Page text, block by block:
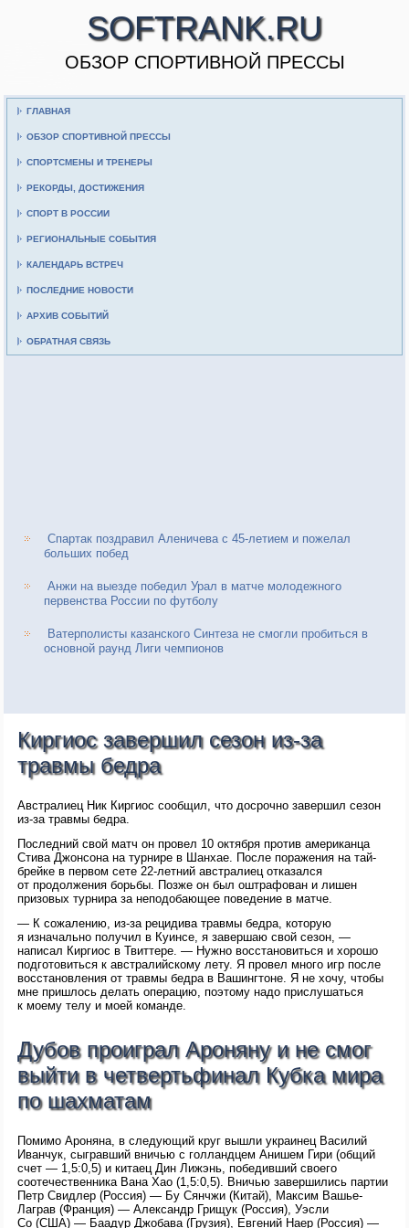
SOFTRANK.RU
ОБЗОР СПОРТИВНОЙ ПРЕССЫ
ГЛАВНАЯ
ОБЗОР СПОРТИВНОЙ ПРЕССЫ
СПОРТСМЕНЫ И ТРЕНЕРЫ
РЕКОРДЫ, ДОСТИЖЕНИЯ
СПОРТ В РОССИИ
РЕГИОНАЛЬНЫЕ СОБЫТИЯ
КАЛЕНДАРЬ ВСТРЕЧ
ПОСЛЕДНИЕ НОВОСТИ
АРХИВ СОБЫТИЙ
ОБРАТНАЯ СВЯЗЬ
Спартак поздравил Аленичева с 45-летием и пожелал
больших побед
Анжи на выезде победил Урал в матче молодежного
первенства России по футболу
Ватерполисты казанского Синтеза не смогли пробиться в
основной раунд Лиги чемпионов
Киргиос завершил сезон из-за
травмы бедра
Австралиец Ник Киргиос сообщил, что досрочно завершил сезон
из-за травмы бедра.
Последний свой матч он провел 10 октября против американца
Стива Джонсона на турнире в Шанхае. После поражения на тай-
брейке в первом сете 22-летний австралиец отказался
от продолжения борьбы. Позже он был оштрафован и лишен
призовых турнира за неподобающее поведение в матче.
— К сожалению, из-за рецидива травмы бедра, которую
я изначально получил в Куинсе, я завершаю свой сезон, —
написал Киргиос в Твиттере. — Нужно восстановиться и хорошо
подготовиться к австралийскому лету. Я провел много игр после
восстановления от травмы бедра в Вашингтоне. Я не хочу, чтобы
мне пришлось делать операцию, поэтому надо прислушаться
к моему телу и моей команде.
Дубов проиграл Ароняну и не смог
выйти в четвертьфинал Кубка мира
по шахматам
Помимо Ароняна, в следующий круг вышли украинец Василий
Иванчук, сыгравший вничью с голландцем Анишем Гири (общий
счет — 1,5:0,5) и китаец Дин Лижэнь, победивший своего
соотечественника Вана Хао (1,5:0,5). Вничью завершились партии
Петр Свидлер (Россия) — Бу Сянчжи (Китай), Максим Вашье-
Лаграв (Франция) — Александр Грищук (Россия), Уэсли
Со (США) — Баадур Джобава (Грузия), Евгений Наер (Россия) —